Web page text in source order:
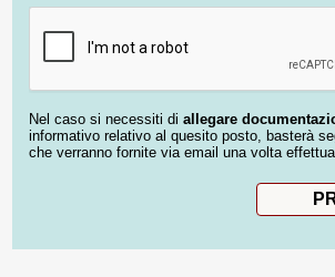
Nel caso si necessiti di allegare
informativo relativo al quesito posto, basterà
che verranno fornite via email una volta